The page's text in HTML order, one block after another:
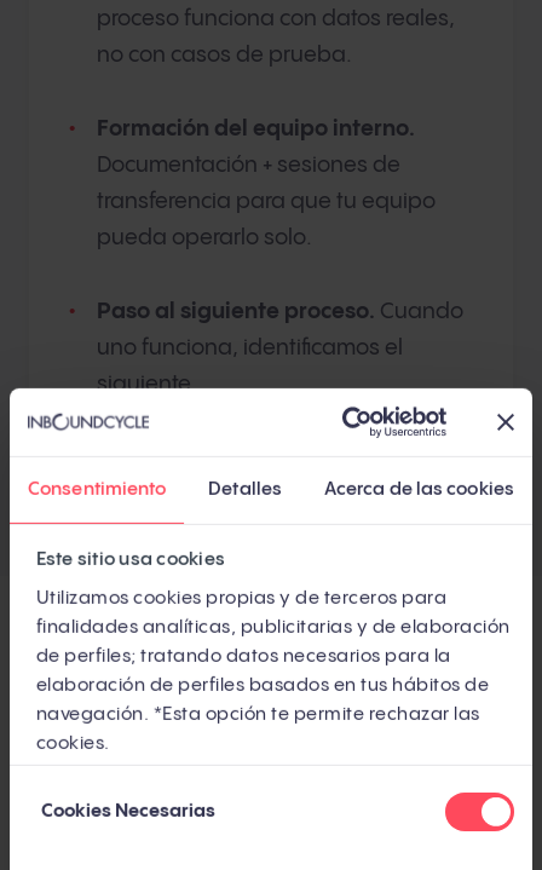
Consentimiento Detalles Acerca de las cookies
Este sitio usa cookies
Utilizamos cookies propias y de terceros para
finalidades analíticas, publicitarias y de elaboración
de perfiles; tratando datos necesarios para la
elaboración de perfiles basados en tus hábitos de
navegación. *Esta opción te permite rechazar las
cookies.
deCookies Necesarias
proceso funciona con datos reales,
no con casos de prueba.
Formación del equipo interno.
Documentación + sesiones de
transferencia para que tu equipo
pueda operarlo solo.
Paso al siguiente proceso. Cuando
uno funciona, identificamos el
siguiente.
Cómo trabajamos
Cada proyecto avanza en ciclos de
siguiente proceso.
La duración de cada fase